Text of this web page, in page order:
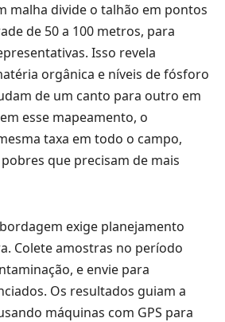
malha divide o talhão em pontos
de 50 a 100 metros, para
Isso revela
orgânica e níveis de fósforo
de um canto para outro em
esse mapeamento, o
taxa em todo o campo,
que precisam de mais
exige planejamento
Colete amostras no período
e envie para
Os resultados guiam a
máquinas com GPS para